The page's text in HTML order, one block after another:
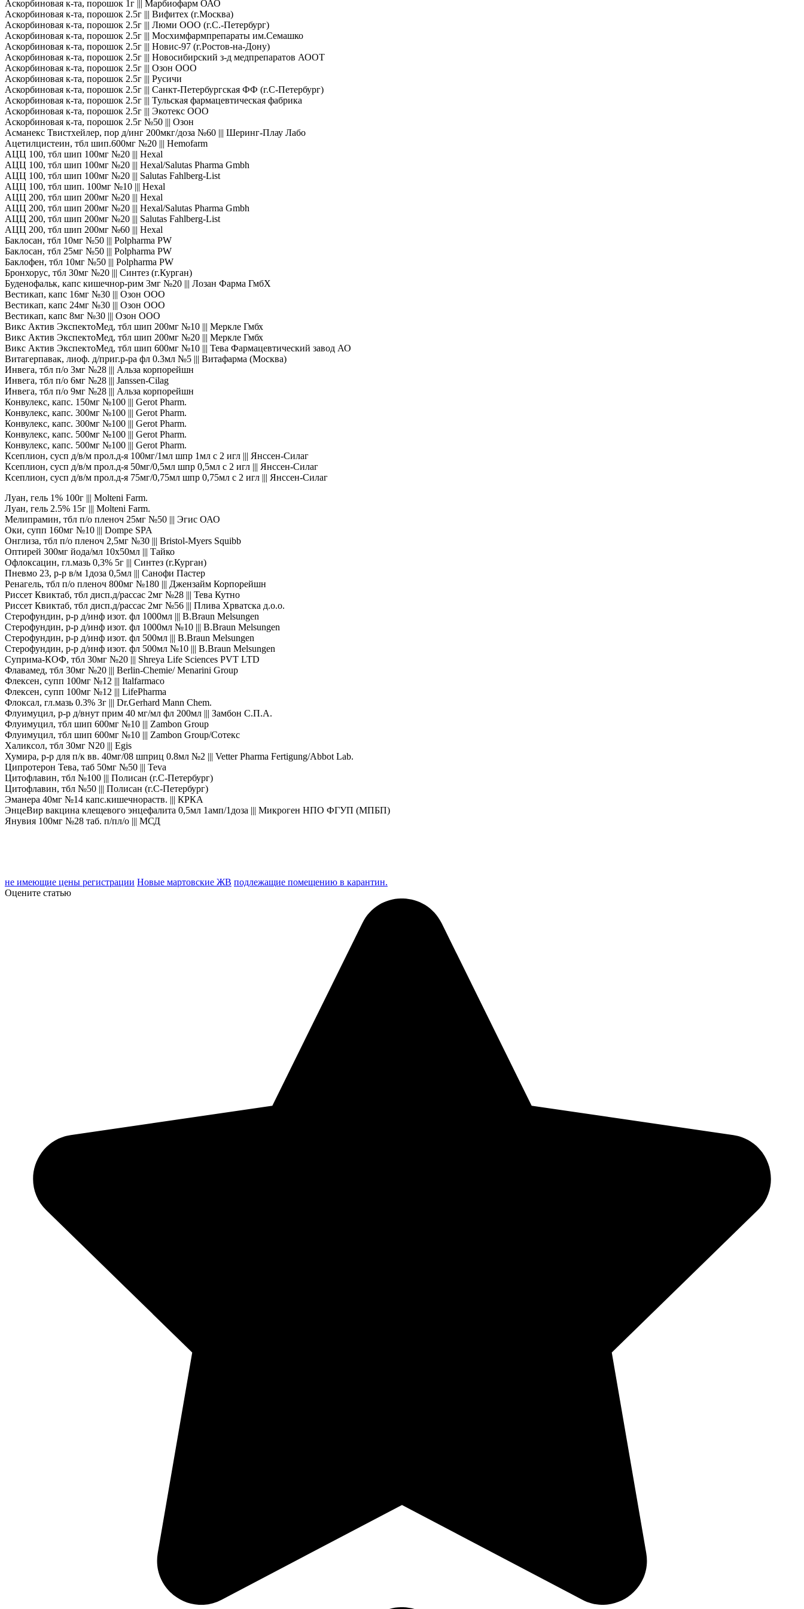
Аскорбиновая к-та, порошок 1г ||| Марбиофарм ОАО
Аскорбиновая к-та, порошок 2.5г ||| Вифитех (г.Москва)
Аскорбиновая к-та, порошок 2.5г ||| Люми ООО (г.С.-Петербург)
Аскорбиновая к-та, порошок 2.5г ||| Мосхимфармпрепараты им.Семашко
Аскорбиновая к-та, порошок 2.5г ||| Новис-97 (г.Ростов-на-Дону)
Аскорбиновая к-та, порошок 2.5г ||| Новосибирский з-д медпрепаратов АООТ
Аскорбиновая к-та, порошок 2.5г ||| Озон ООО
Аскорбиновая к-та, порошок 2.5г ||| Русичи
Аскорбиновая к-та, порошок 2.5г ||| Санкт-Петербургская ФФ (г.С-Петербург)
Аскорбиновая к-та, порошок 2.5г ||| Тульская фармацевтическая фабрика
Аскорбиновая к-та, порошок 2.5г ||| Экотекс ООО
Аскорбиновая к-та, порошок 2.5г №50 ||| Озон
Асманекс Твистхейлер, пор д/инг 200мкг/доза №60 ||| Шеринг-Плау Лабо
Ацетилцистеин, тбл шип.600мг №20 ||| Hemofarm
АЦЦ 100, тбл шип 100мг №20 ||| Hexal
АЦЦ 100, тбл шип 100мг №20 ||| Hexal/Salutas Pharma Gmbh
АЦЦ 100, тбл шип 100мг №20 ||| Salutas Fahlberg-List
АЦЦ 100, тбл шип. 100мг №10 ||| Hexal
АЦЦ 200, тбл шип 200мг №20 ||| Hexal
АЦЦ 200, тбл шип 200мг №20 ||| Hexal/Salutas Pharma Gmbh
АЦЦ 200, тбл шип 200мг №20 ||| Salutas Fahlberg-List
АЦЦ 200, тбл шип 200мг №60 ||| Hexal
Баклосан, тбл 10мг №50 ||| Polpharma PW
Баклосан, тбл 25мг №50 ||| Polpharma PW
Баклофен, тбл 10мг №50 ||| Polpharma PW
Бронхорус, тбл 30мг №20 ||| Синтез (г.Курган)
Буденофальк, капс кишечнор-рим 3мг №20 ||| Лозан Фарма ГмбХ
Вестикап, капс 16мг №30 ||| Озон ООО
Вестикап, капс 24мг №30 ||| Озон ООО
Вестикап, капс 8мг №30 ||| Озон ООО
Викс Актив ЭкспектоМед, тбл шип 200мг №10 ||| Меркле Гмбх
Викс Актив ЭкспектоМед, тбл шип 200мг №20 ||| Меркле Гмбх
Викс Актив ЭкспектоМед, тбл шип 600мг №10 ||| Тева Фармацевтический завод АО
Витагерпавак, лиоф. д/приг.р-ра фл 0.3мл №5 ||| Витафарма (Москва)
Инвега, тбл п/о 3мг №28 ||| Альза корпорейшн
Инвега, тбл п/о 6мг №28 ||| Janssen-Cilag
Инвега, тбл п/о 9мг №28 ||| Альза корпорейшн
Конвулекс, капс. 150мг №100 ||| Gerot Pharm.
Конвулекс, капс. 300мг №100 ||| Gerot Pharm.
Конвулекс, капс. 300мг №100 ||| Gerot Pharm.
Конвулекс, капс. 500мг №100 ||| Gerot Pharm.
Конвулекс, капс. 500мг №100 ||| Gerot Pharm.
Ксеплион, сусп д/в/м прол.д-я 100мг/1мл шпр 1мл с 2 игл ||| Янссен-Силаг
Ксеплион, сусп д/в/м прол.д-я 50мг/0,5мл шпр 0,5мл с 2 игл ||| Янссен-Силаг
Ксеплион, сусп д/в/м прол.д-я 75мг/0,75мл шпр 0,75мл с 2 игл ||| Янссен-Силаг
Луан, гель 1% 100г ||| Molteni Farm.
Луан, гель 2.5% 15г ||| Molteni Farm.
Мелипрамин, тбл п/о пленоч 25мг №50 ||| Эгис ОАО
Оки, супп 160мг №10 ||| Dompe SPA
Онглиза, тбл п/о пленоч 2,5мг №30 ||| Bristol-Myers Squibb
Оптирей 300мг йода/мл 10х50мл ||| Тайко
Офлоксацин, гл.мазь 0,3% 5г ||| Синтез (г.Курган)
Пневмо 23, р-р в/м 1доза 0,5мл ||| Санофи Пастер
Ренагель, тбл п/о пленоч 800мг №180 ||| Джензайм Корпорейшн
Риссет Квиктаб, тбл дисп.д/рассас 2мг №28 ||| Тева Кутно
Риссет Квиктаб, тбл дисп.д/рассас 2мг №56 ||| Плива Хрватска д.о.о.
Стерофундин, р-р д/инф изот. фл 1000мл ||| B.Braun Melsungen
Стерофундин, р-р д/инф изот. фл 1000мл №10 ||| B.Braun Melsungen
Стерофундин, р-р д/инф изот. фл 500мл ||| B.Braun Melsungen
Стерофундин, р-р д/инф изот. фл 500мл №10 ||| B.Braun Melsungen
Суприма-КОФ, тбл 30мг №20 ||| Shreya Life Sciences PVT LTD
Флавамед, тбл 30мг №20 ||| Berlin-Chemie/ Menarini Group
Флексен, супп 100мг №12 ||| Italfarmaco
Флексен, супп 100мг №12 ||| LifePharma
Флоксал, гл.мазь 0.3% 3г ||| Dr.Gerhard Mann Chem.
Флуимуцил, р-р д/внут прим 40 мг/мл фл 200мл ||| Замбон С.П.А.
Флуимуцил, тбл шип 600мг №10 ||| Zambon Group
Флуимуцил, тбл шип 600мг №10 ||| Zambon Group/Сотекс
Халиксол, тбл 30мг N20 ||| Egis
Хумира, р-р для п/к вв. 40мг/08 шприц 0.8мл №2 ||| Vetter Pharma Fertigung/Abbot Lab.
Ципротерон Тева, таб 50мг №50 ||| Teva
Цитофлавин, тбл №100 ||| Полисан (г.С-Петербург)
Цитофлавин, тбл №50 ||| Полисан (г.С-Петербург)
Эманера 40мг №14 капс.кишечнораств. ||| КРКА
ЭнцеВир вакцина клещевого энцефалита 0,5мл 1амп/1доза ||| Микроген НПО ФГУП (МПБП)
Янувия 100мг №28 таб. п/пл/о ||| МСД
не имеющие цены регистрации Новые мартовские ЖВ подлежащие помещению в карантин.
Оцените статью